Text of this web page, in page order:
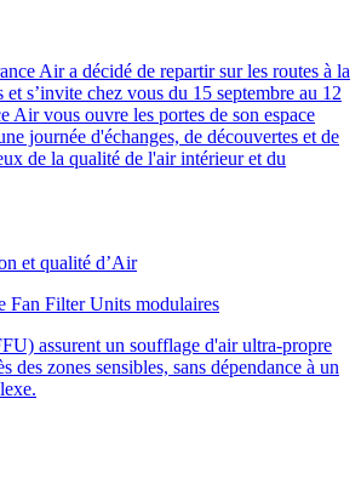
Air a décidé de repartir sur les routes à la
et s’invite chez vous du 15 septembre au 12
Air vous ouvre les portes de son espace
journée d'échanges, de découvertes et de
de la qualité de l'air intérieur et du
et qualité d’Air
Fan Filter Units modulaires
assurent un soufflage d'air ultra-propre
des zones sensibles, sans dépendance à un